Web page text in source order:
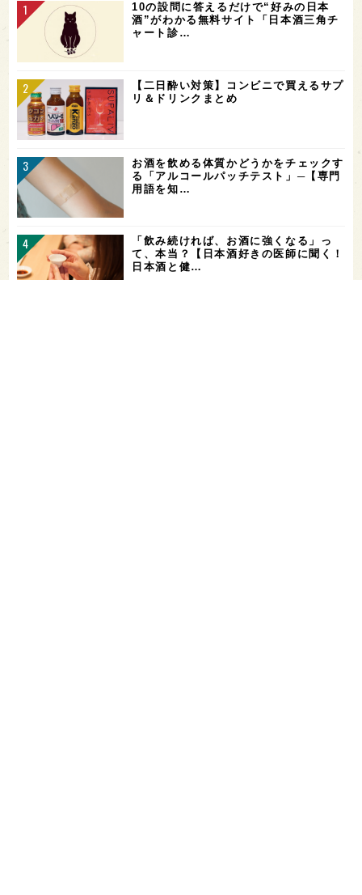
10の設問に答えるだけで“好みの日本
酒”がわかる無料サイト「日本酒三角チ
ャート診…
【二日酔い対策】コンビニで買えるサプ
リ＆ドリンクまとめ
お酒を飲める体質かどうかをチェックす
る「アルコールパッチテスト」─【専門
用語を知…
「飲み続ければ、お酒に強くなる」っ
て、本当？【日本酒好きの医師に聞く！
日本酒と健…